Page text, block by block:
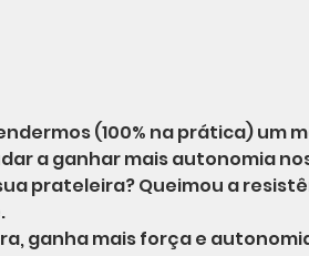
(100% na prática) um
a ganhar mais autonomia
prateleira? Queimou a
ganha mais força e